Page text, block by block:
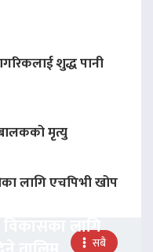
शुद्ध पानी
मृत्यु
लागि एचपिभी खोप
सबै
विकासका लागि